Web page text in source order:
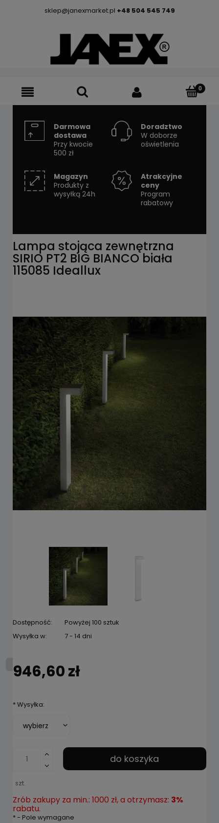
sklep@janexmarket.pl +48 504 545 749
Darmowa
dostawa
Przy kwocie
500 zł
Doradztwo
W doborze
oświetlenia
Magazyn
Produkty z
wysyłką 24h
Atrakcyjne
ceny
Program
rabatowy
Lampa stojąca zewnętrzna
SIRIO PT2 BIG BIANCO biała
115085 Ideallux
Dostępność:
Powyżej 100 sztuk
Wysyłka w:
7 - 14 dni
946,60 zł
*Wysyłka:
szt.
do koszyka
Zrób zakupy za min.: 1000 zł, a otrzymasz: 3%
rabatu.
*- Pole wymagane